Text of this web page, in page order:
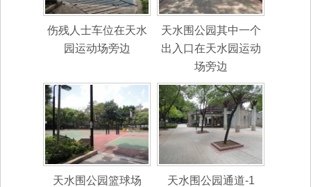
伤残人士车位在天水
园运动场旁边
天水围公园其中一个
出入口在天水园运动
场旁边
天水围公园篮球场 天水围公园通道-1